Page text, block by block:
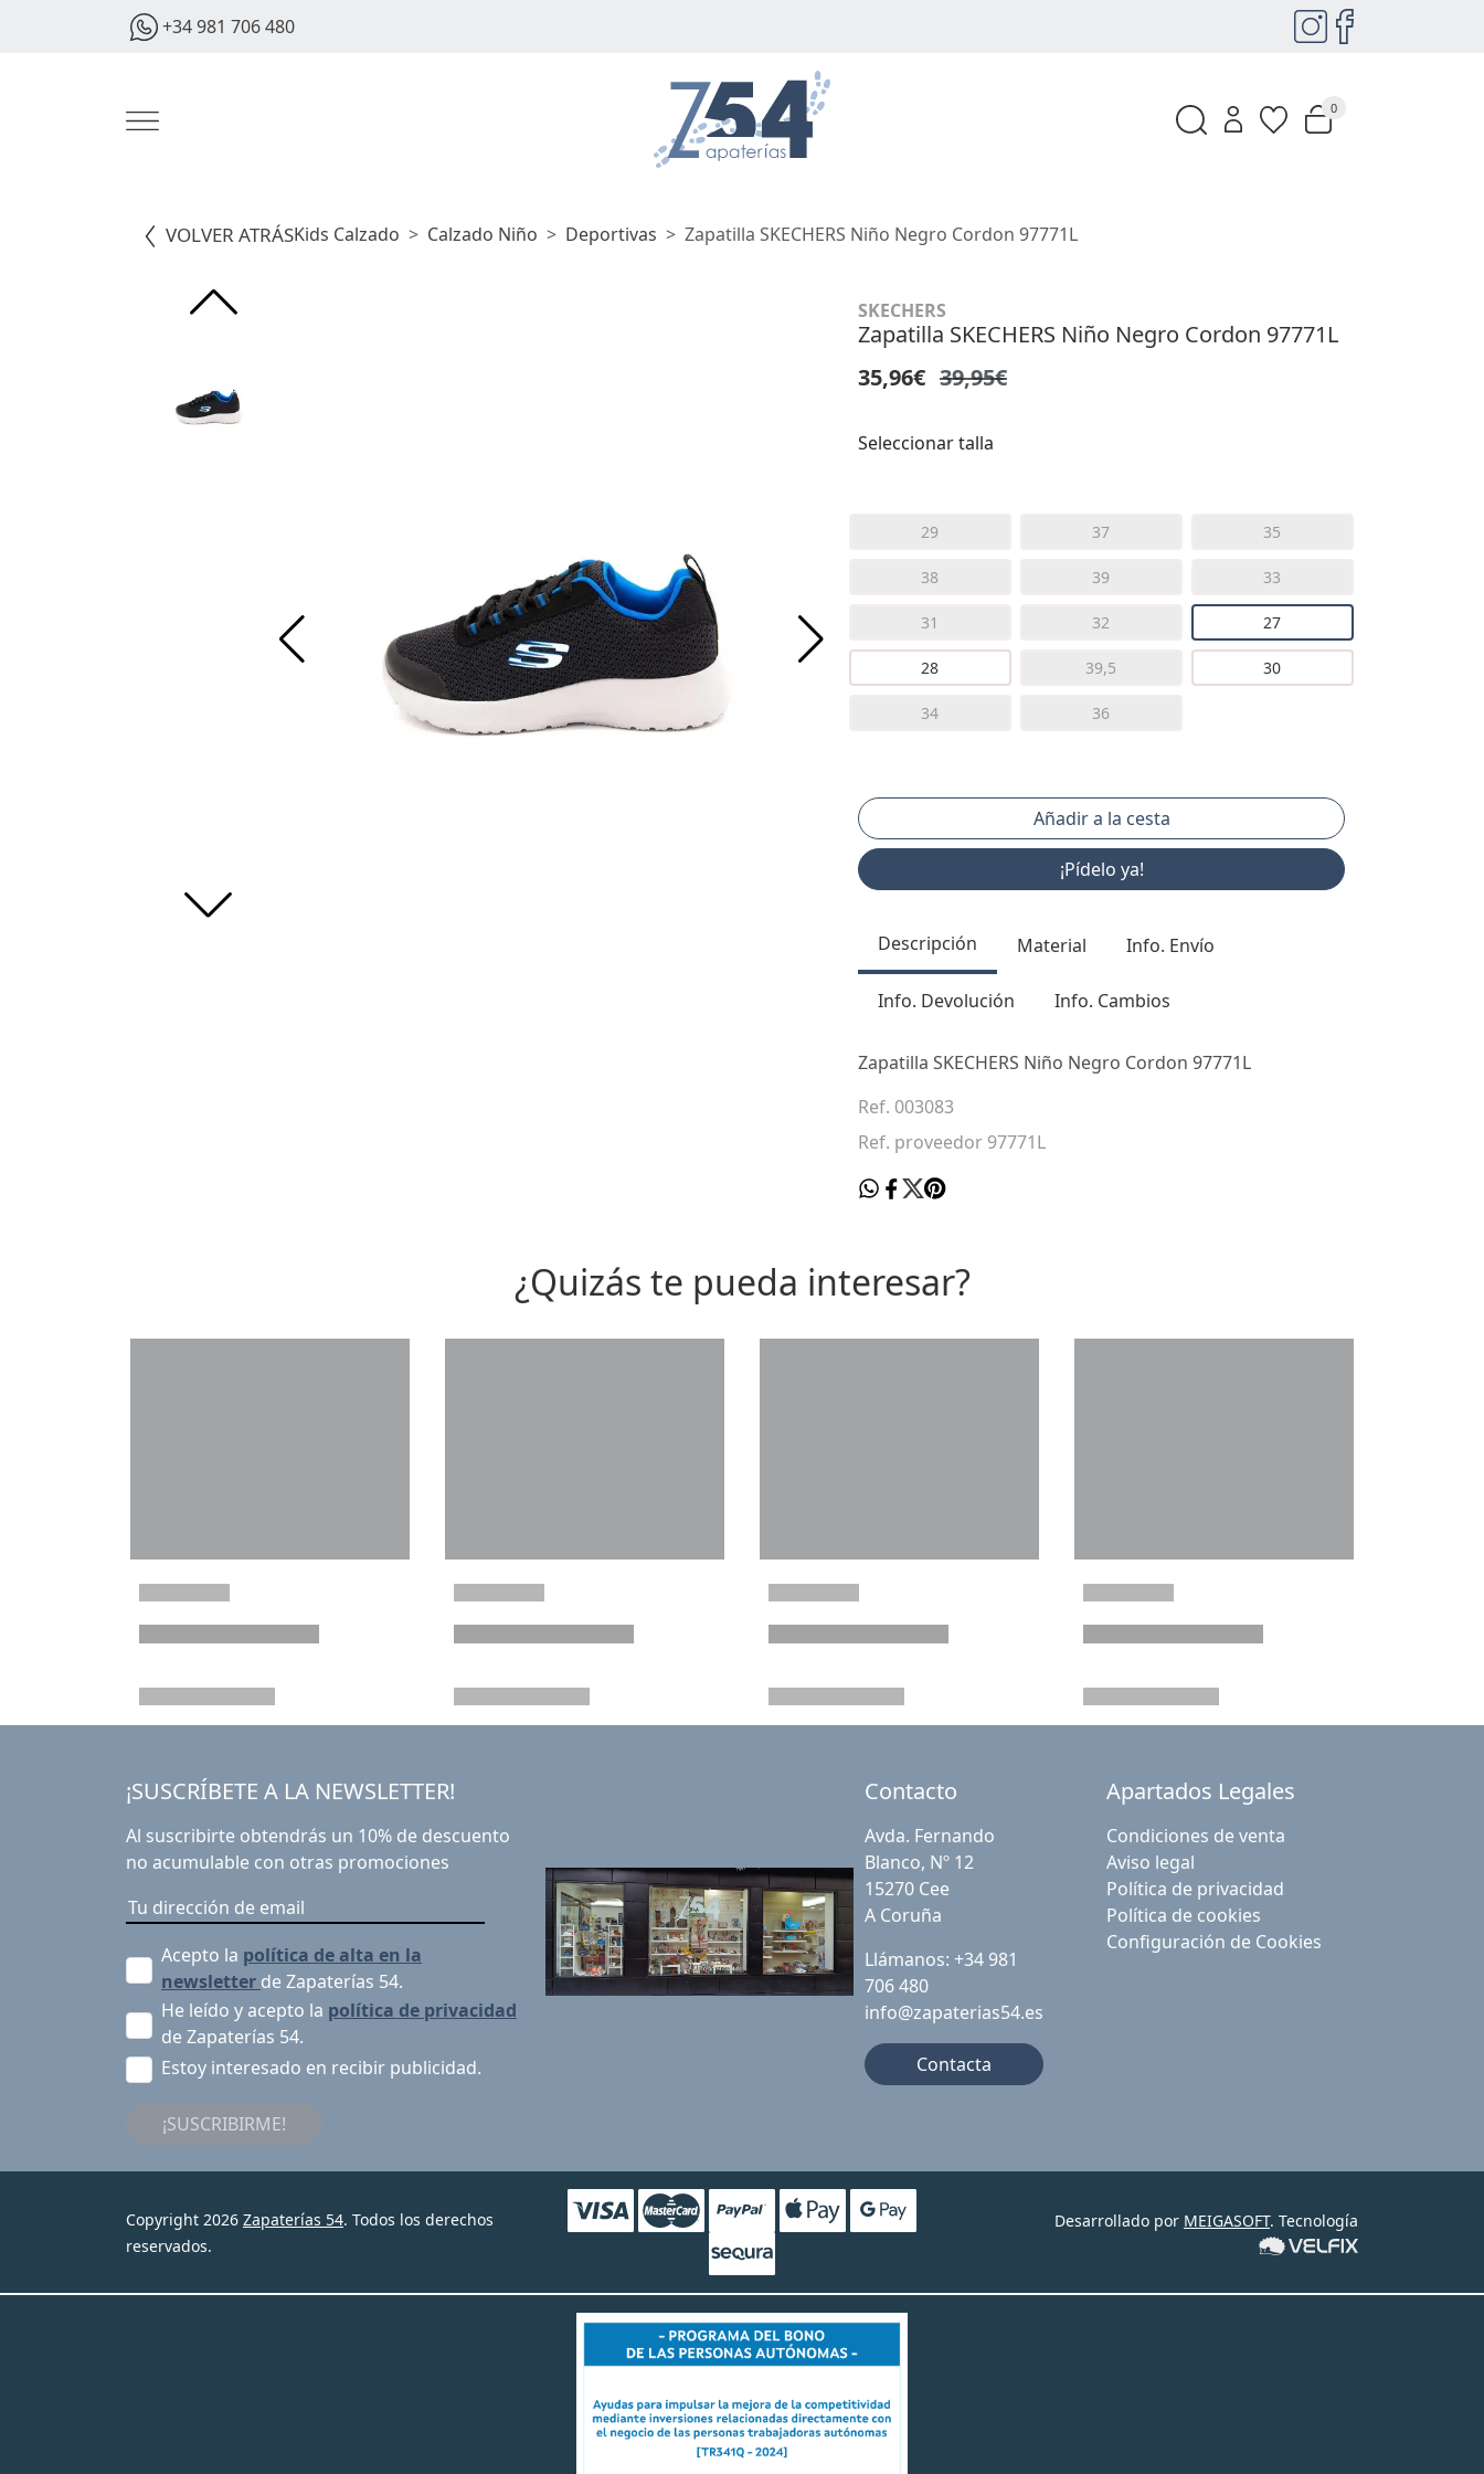
+34 981 706 480
0
VOLVER ATRÁSKids Calzado Calzado Niño Deportivas Zapatilla SKECHERS Niño Negro Cordon 97771L
SKECHERS
Zapatilla SKECHERS Niño Negro Cordon 97771L
35,96€ 39,95€
Seleccionar talla
29 37 35
38 39 33
31 32 27
28 39,5 30
34 36
¡Pídelo ya!
Descripción Material Info. Envío
Info. Devolución Info. Cambios
Zapatilla SKECHERS Niño Negro Cordon 97771L
Ref. 003083
Ref. proveedor 97771L
¿Quizás te pueda interesar?
¡SUSCRÍBETE A LA NEWSLETTER!
Al suscribirte obtendrás un 10% de descuento
no acumulable con otras promociones
Acepto la política de alta en la
newsletter de Zapaterías 54.
He leído y acepto la política de privacidad
de Zapaterías 54.
Estoy interesado en recibir publicidad.
¡SUSCRIBIRME!
Contacto
Avda. Fernando
Blanco, Nº 12
15270 Cee
A Coruña
Llámanos: +34 981
706 480
info@zapaterias54.es
Contacta
Apartados Legales
Condiciones de venta
Aviso legal
Política de privacidad
Política de cookies
Configuración de Cookies
Copyright 2026 Zapaterías 54. Todos los derechos
reservados.
Desarrollado por MEIGASOFT. Tecnología